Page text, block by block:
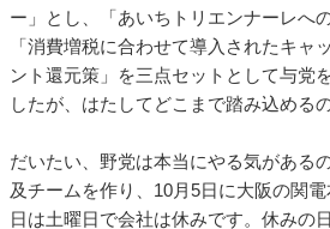
ー」とし、「あいちトリエンナーレへ
「消費増税に合わせて導入されたキャ
ント還元策」を三点セットとして与党
したが、はたしてどこまで踏み込めるの
だいたい、野党は本当にやる気がある
及チームを作り、10月5日に大阪の関
日は土曜日で会社は休みです。休みの